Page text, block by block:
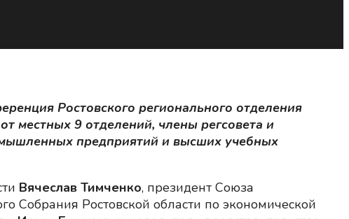
Ростовского регионального отделения
местных 9 отделений, члены регсовета и
предприятий и высших учебных
Вячеслав Тимченко, президент Союза
Собрания Ростовской области по экономической